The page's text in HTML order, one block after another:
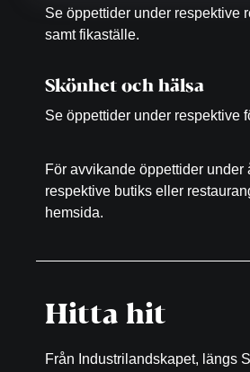
Se öppettider under respektive
samt fikaställe.
Skönhet och hälsa
Se öppettider under respektive
För avvikande öppettider under
respektive butiks eller
hemsida.
Hitta hit
Från Industrilandskapet, längs